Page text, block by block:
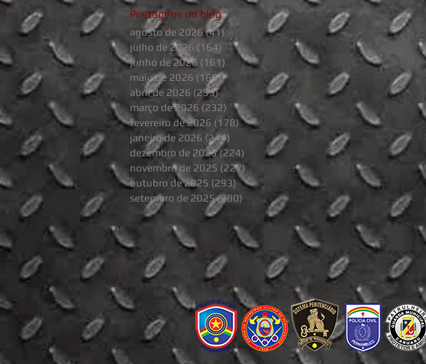
Postagens do blog
agosto de 2026(41) 41 posts
julho de 2026 (164) 164 posts
junho de 2026 (161) 161 posts
maio de 2026 (169)169 posts
abril de 2026 (253)253 posts
março de 2026 (232) 232 posts
fevereiro de 2026 (178)178 posts
janeiro de 2026 (244) 244 posts
dezembro de 2025(224) 224 posts
novembro de 2025 (227)227 posts
outubro de 2025 (293)293 posts
setembro de 2025(280) 280 posts